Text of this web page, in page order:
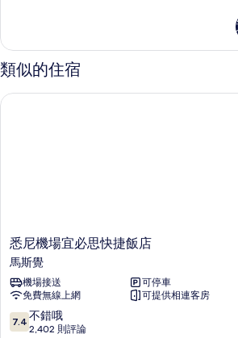
準
雙
人
床
客
房,
1
標
類似的住宿
悉
尼
機
場
宜
必
思
悉尼機場宜必思快捷飯店
馬斯覺
機場接送
可停車
免費無線上網
可提供相連客房
7.4
分，
7.4 不錯哦
2,402 則評論
悉尼機場宜必思快捷飯店